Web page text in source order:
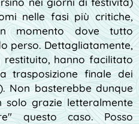
nelle fasi più critiche,
momento dove tutto
perso. Dettagliatamente,
hanno facilitato
trasposizione finale dei
Non basterebbe dunque
solo grazie letteralmente
questo caso. Posso